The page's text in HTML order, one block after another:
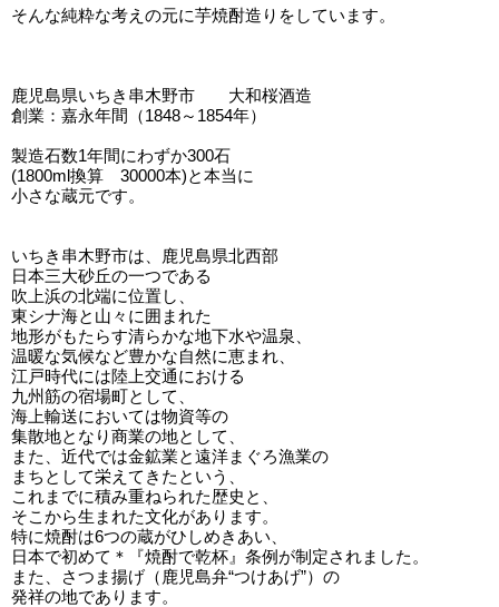
そんな純粋な考えの元に芋焼酎造りをしています。
鹿児島県いちき串木野市 大和桜酒造
創業：嘉永年間（1848～1854年）
製造石数1年間にわずか300石
(1800ml換算 30000本)と本当に
小さな蔵元です。
いちき串木野市は、鹿児島県北西部
日本三大砂丘の一つである
吹上浜の北端に位置し、
東シナ海と山々に囲まれた
地形がもたらす清らかな地下水や温泉、
温暖な気候など豊かな自然に恵まれ、
江戸時代には陸上交通における
九州筋の宿場町として、
海上輸送においては物資等の
集散地となり商業の地として、
また、近代では金鉱業と遠洋まぐろ漁業の
まちとして栄えてきたという、
これまでに積み重ねられた歴史と、
そこから生まれた文化があります。
特に焼酎は6つの蔵がひしめきあい、
日本で初めて＊『焼酎で乾杯』条例が制定されました。
また、さつま揚げ（鹿児島弁“つけあげ”）の
発祥の地であります。